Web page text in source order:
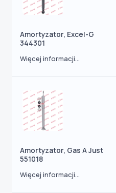
Amortyzator, Excel-G
344301
Więcej informacji...
Amortyzator, Gas A Just
551018
Więcej informacji...